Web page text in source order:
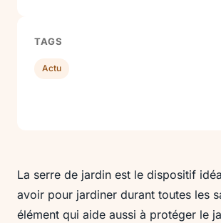
La serre de jardin est le dispositif
avoir pour jardiner durant toutes les
élément qui aide aussi à protéger le
TAGS
Actu